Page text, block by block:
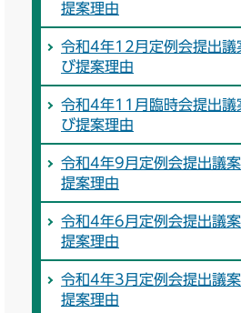
提案理由
令和4年12月定例会提出議
び提案理由
令和4年11月臨時会提出議
び提案理由
令和4年9月定例会提出議
提案理由
令和4年6月定例会提出議
提案理由
令和4年3月定例会提出議
提案理由